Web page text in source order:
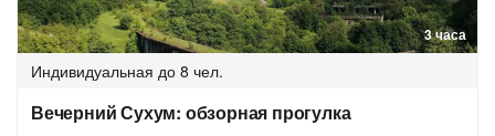
3 часа
Индивидуальная до 8 чел.
Вечерний Сухум: обзорная прогулка